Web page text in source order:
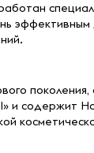
эффективным
поколения,
и содержит